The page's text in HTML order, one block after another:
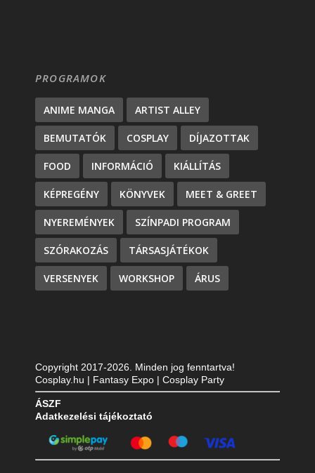
PROGRAMOK
ANIME MANGA ARTIST ALLEY
BEMUTATÓK COSPLAY DÍJAZOTTAK
FOOD INFORMÁCIÓ KIÁLLÍTÁS
KÉPREGÉNY KÖNYVEK MEET & GREET
NYEREMÉNYEK SZÍNPADI PROGRAM
SZÓRAKOZÁS TÁRSASJÁTÉKOK
VERSENYEK WORKSHOP ÁRUS
Copyright 2017-2026. Minden jog fenntartva!
Cosplay.hu | Fantasy Expo | Cosplay Party
ÁSZF
Adatkezelési tájékoztató